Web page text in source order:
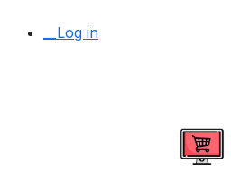
__Log in